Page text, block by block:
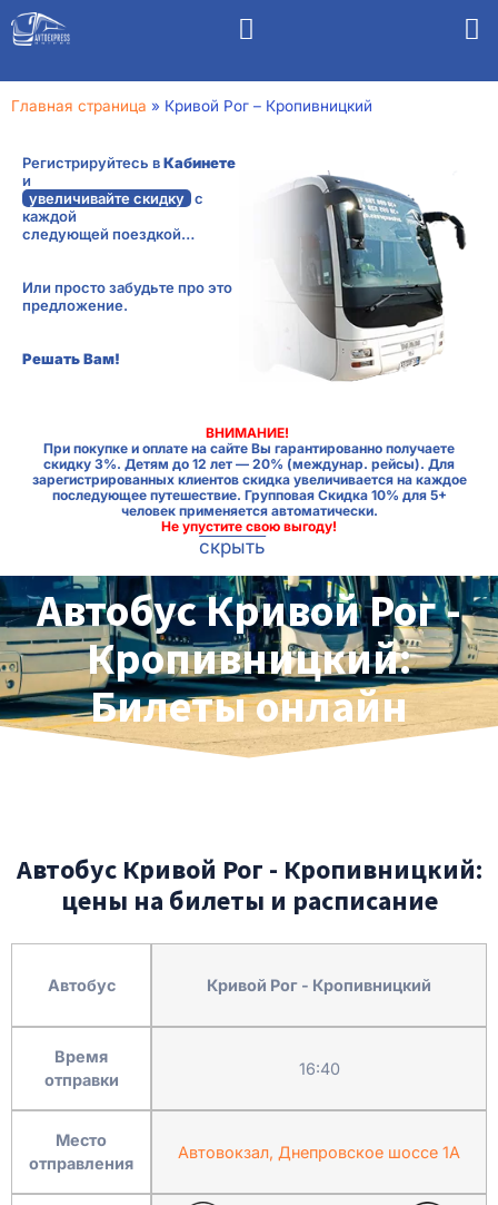
Главная страница » Кривой Рог – Кропивницкий
Регистрируйтесь вКабинете
и
увеличивайте скидкус
каждой
следующей поездкой…
Или просто забудьте про это
предложение.
Решать Вам!
ВНИМАНИЕ!
При покупке и оплате на сайте Вы гарантированно получаете
скидку 3%. Детям до 12 лет — 20% (междунар. рейсы). Для
зарегистрированных клиентов скидка увеличивается на каждое
последующее путешествие. Групповая Скидка 10% для 5+
человек применяется автоматически.
Не упустите свою выгоду!
скрыть
Автобус Кривой Рог -
Кропивницкий:
Билеты онлайн
Автобус Кривой Рог - Кропивницкий:
цены на билеты и расписание
Автобус
Время
отправки
Место
отправления
Кривой Рог - Кропивницкий
16:40
Автовокзал, Днепровское шоссе 1А